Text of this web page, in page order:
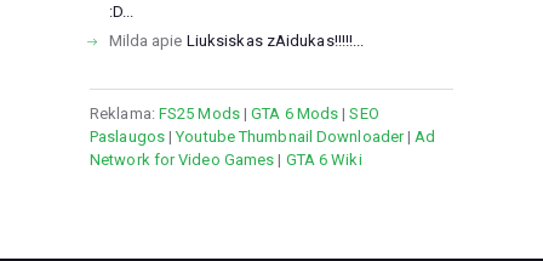
:D...
Milda apie Liuksiskas zAidukas!!!!!...
Reklama: FS25 Mods|GTA 6 Mods |SEO
Paslaugos|Youtube Thumbnail Downloader|Ad
Network for Video Games | GTA 6 Wiki